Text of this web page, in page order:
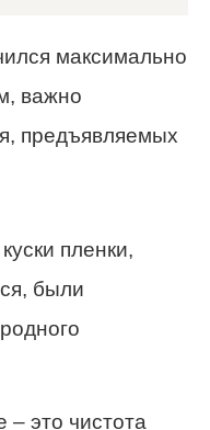
максимально
важно
предъявляемых
пленки,
были
это чистота